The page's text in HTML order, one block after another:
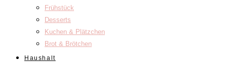
Frühstück
Desserts
Kuchen & Plätzchen
Brot & Brötchen
Haushalt